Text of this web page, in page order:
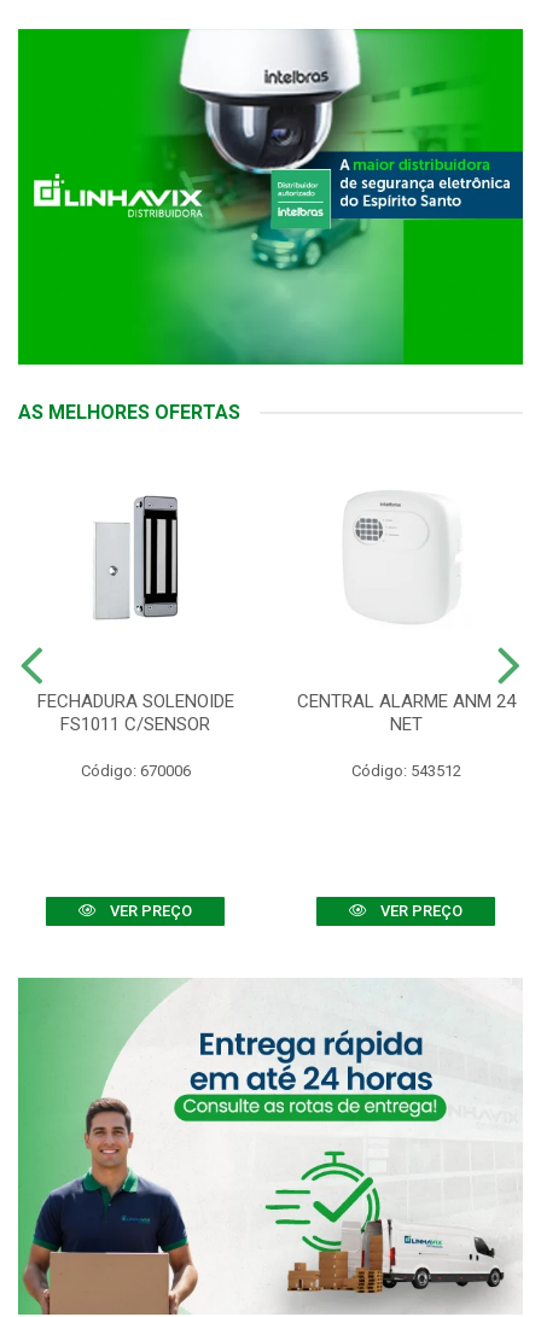
AS MELHORES OFERTAS
FECHADURA SOLENOIDE
FS1011 C/SENSOR
Código: 670006
VER PREÇO
CENTRAL ALARME ANM 24
NET
Código: 543512
VER PREÇO